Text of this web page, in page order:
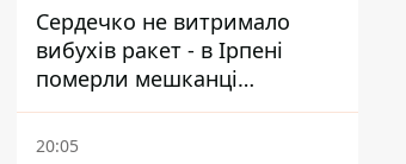
Сердечко не витримало
вибухів ракет - в Ірпені
померли мешканці
притулку для собак з
інвалідністю
20:05